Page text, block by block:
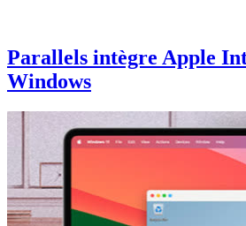
Parallels intègre Apple
Windows